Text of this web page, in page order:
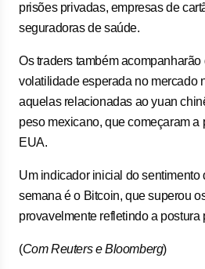
prisões privadas, empresas de
seguradoras de saúde.
Os traders também
volatilidade esperada no mercado
aquelas relacionadas ao yuan
peso mexicano, que começaram a
EUA.
Um indicador inicial do sentimento
semana é o Bitcoin, que superou
provavelmente refletindo a postura
(Com Reuters e Bloomberg)